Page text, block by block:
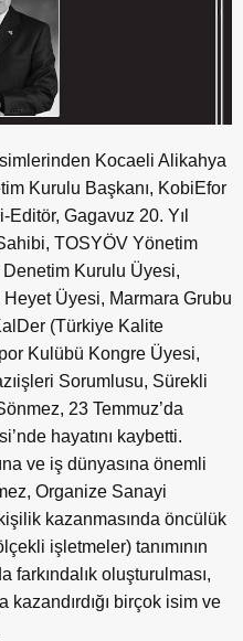
isimlerinden Kocaeli Alikahya
Kurulu Başkanı, KobiEfor
Gagavuz 20. Yıl
TOSYÖV Yönetim
Kurulu Üyesi,
Üyesi, Marmara Grubu
(Türkiye Kalite
Kulübü Kongre Üyesi,
Sorumlusu, Sürekli
23 Temmuz’da
hayatını kaybetti.
ve iş dünyasına önemli
Organize Sanayi
kazanmasında öncülük
işletmeler) tanımının
farkındalık oluşturulması,
birçok isim ve